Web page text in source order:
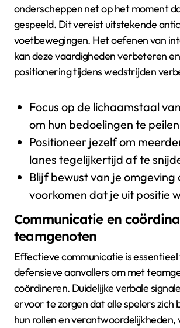
onderscheppen net op het moment
gespeeld. Dit vereist uitstekende
voetbewegingen. Het oefenen van
kan deze vaardigheden verbeteren
positionering tijdens wedstrijden
Focus op de lichaamstaal
om hun bedoelingen te
Positioneer jezelf om
lanes tegelijkertijd af te
Blijf bewust van je omgeving
voorkomen dat je uit positie
Communicatie en
teamgenoten
Effectieve communicatie is
defensieve aanvallers om met
coördineren. Duidelijke verbale
ervoor te zorgen dat alle spelers zich
hun rollen en